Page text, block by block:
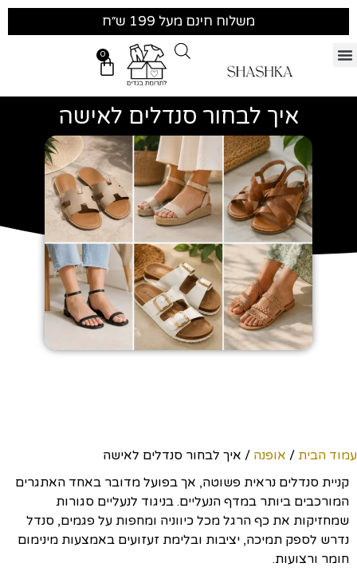
משלוח חינם מעל 199 ש״ח
0
איך לבחור סנדלים לאישה
עמוד הבית / אופנה / איך לבחור סנדלים לאישה
קניית סנדלים נראית פשוטה, אך בפועל מדובר באחד האתגרים
המורכבים ביותר במדף הנעליים. בניגוד לנעליים סגורות
שמחזיקות את כף הרגל מכל כיווניה ומחפות על פגמים, סנדל
נדרש לספק תמיכה, יציבות ובלימת זעזועים באמצעות מינימום
חומר ורצועות.